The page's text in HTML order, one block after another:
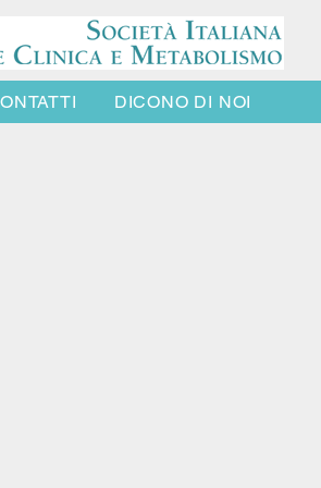
DICONO DI NOI